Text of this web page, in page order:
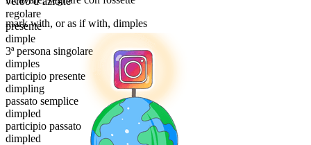
regolare
presente
dimple
3ª persona singolare
dimples
participio presente
dimpling
passato semplice
dimpled
participio passato
dimpled
mark with, or as if with, dimples